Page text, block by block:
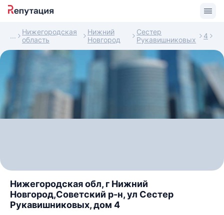
Нижегородская
область
Нижний
Новгород
Сестер
Рукавишниковых
4
Нижегородская обл, г Нижний
Новгород,Советский р-н, ул Сестер
Рукавишниковых, дом 4